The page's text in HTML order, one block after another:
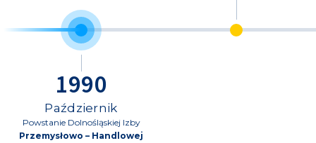
1990
Październik
Powstanie Dolnośląskiej Izby
Przemysłowo – Handlowej